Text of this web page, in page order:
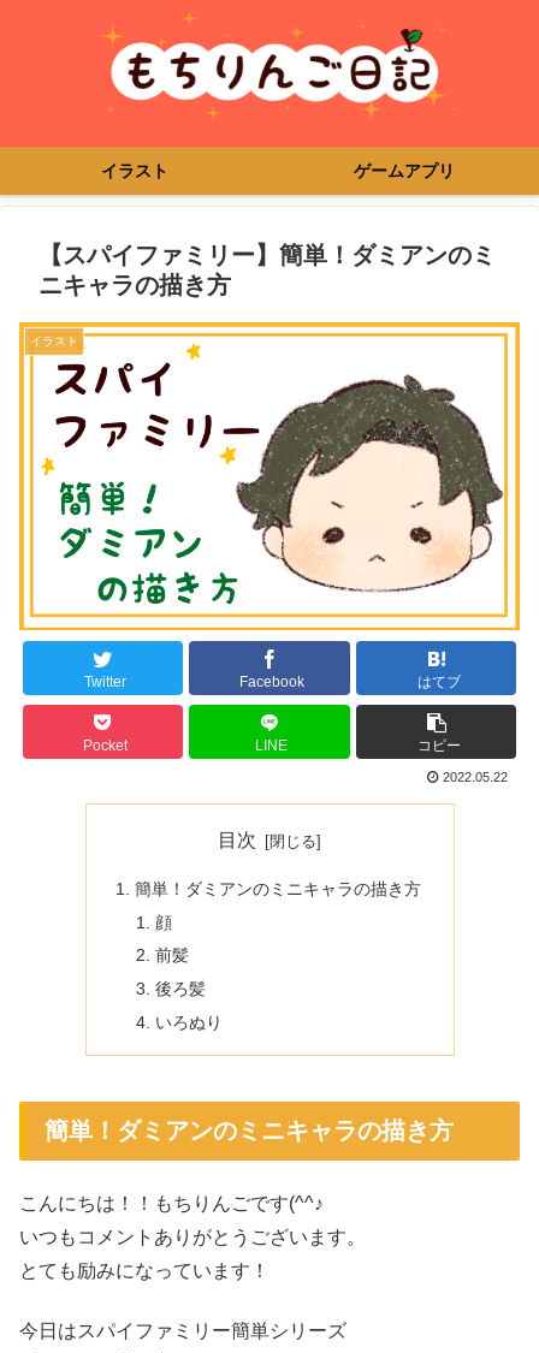
イラスト ゲームアプリ
【スパイファミリー】簡単！ダミアンのミ
ニキャラの描き方
イラスト
Twitter Facebook はてブ
Pocket LINE コピー
2022.05.22
目次
簡単！ダミアンのミニキャラの描き方
顔
前髪
後ろ髪
いろぬり
簡単！ダミアンのミニキャラの描き方
こんにちは！！もちりんごです(^^♪
いつもコメントありがとうございます。
とても励みになっています！
今日はスパイファミリー簡単シリーズ